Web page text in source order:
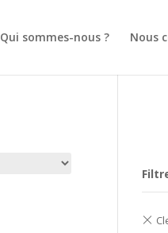
Qui sommes-nous ? Nous